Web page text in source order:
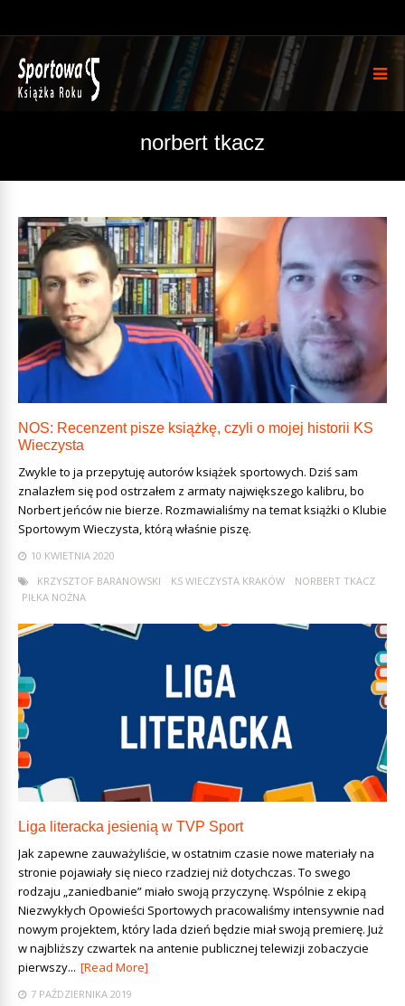
norbert tkacz
NOS: Recenzent pisze książkę, czyli o mojej historii KS
Wieczysta
Zwykle to ja przepytuję autorów książek sportowych. Dziś sam
znalazłem się pod ostrzałem z armaty największego kalibru, bo
Norbert jeńców nie bierze. Rozmawialiśmy na temat książki o Klubie
Sportowym Wieczysta, którą właśnie piszę.
10 KWIETNIA 2020
KRZYSZTOF BARANOWSKI
KS WIECZYSTA KRAKÓW
NORBERT TKACZ
PIŁKA NOŻNA
Liga literacka jesienią w TVP Sport
Jak zapewne zauważyliście, w ostatnim czasie nowe materiały na
stronie pojawiały się nieco rzadziej niż dotychczas. To swego
rodzaju „zaniedbanie” miało swoją przyczynę. Wspólnie z ekipą
Niezwykłych Opowieści Sportowych pracowaliśmy intensywnie nad
nowym projektem, który lada dzień będzie miał swoją premierę. Już
w najbliższy czwartek na antenie publicznej telewizji zobaczycie
pierwszy... [Read More]
7 PAŹDZIERNIKA 2019